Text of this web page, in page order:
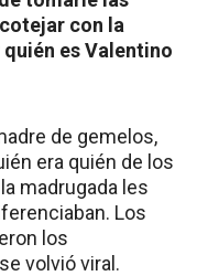
con la
es Valentino
de gemelos,
era quién de los
madrugada les
Los
los
volvió viral.